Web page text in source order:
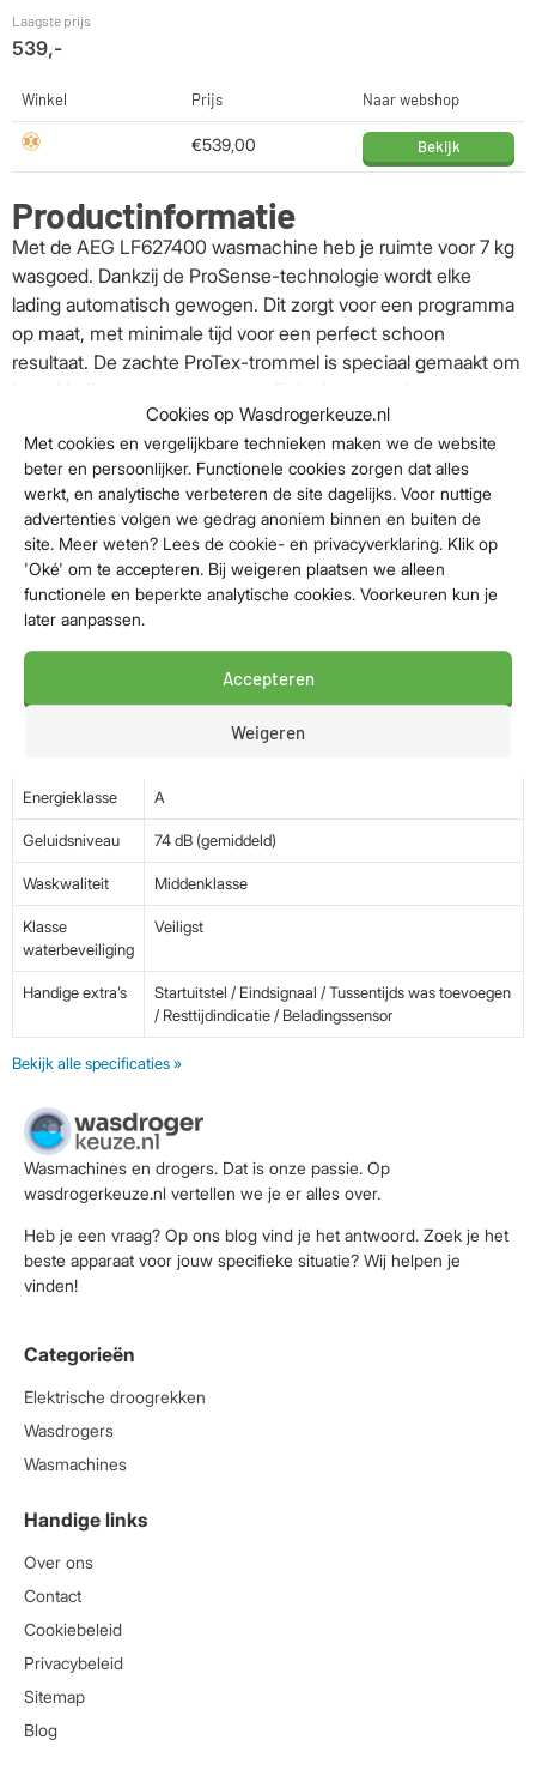
Cookies op Wasdrogerkeuze.nl
Met cookies en vergelijkbare technieken maken we de website
beter en persoonlijker. Functionele cookies zorgen dat alles
werkt, en analytische verbeteren de site dagelijks. Voor nuttige
advertenties volgen we gedrag anoniem binnen en buiten de
site. Meer weten? Lees de cookie- en privacyverklaring. Klik op
'Oké' om te accepteren. Bij weigeren plaatsen we alleen
functionele en beperkte analytische cookies. Voorkeuren kun je
later aanpassen.
Accepteren
Weigeren
Laagste prijs
539,-
Winkel Prijs Naar webshop
€539,00 Bekijk
Productinformatie
Met de AEG LF627400 wasmachine heb je ruimte voor 7 kg
wasgoed. Dankzij de ProSense-technologie wordt elke
lading automatisch gewogen. Dit zorgt voor een programma
op maat, met minimale tijd voor een perfect schoon
resultaat. De zachte ProTex-trommel is speciaal gemaakt om
jouw kleding te verzorgen, terwijl de duurzame inverter motor
betrouwbaarheid garandeert.
ProSense: past zich aan jouw was
ProSense-technologie optimaliseert automatisch het tijd-,
water- en energieverbruik op basis van de inhoud van de
trommel. Zo wordt jouw kleding nooit langer gewassen dan
nodig, waardoor de kwaliteit behouden blijft.
Belangrijkste specs
Vulgewicht 7 kg
Energieklasse A
Geluidsniveau 74 dB (gemiddeld)
Waskwaliteit Middenklasse
Klasse
waterbeveiliging
Veiligst
Handige extra’s
Startuitstel / Eindsignaal / Tussentijds was toevoegen
/ Resttijdindicatie / Beladingssensor
Bekijk alle specificaties »
Wasmachines en drogers. Dat is onze passie. Op
wasdrogerkeuze.nl vertellen we je er alles over.
Heb je een vraag? Op ons blog vind je het antwoord. Zoek je het
beste apparaat voor jouw specifieke situatie? Wij helpen je
vinden!
Categorieën
Elektrische droogrekken
Wasdrogers
Wasmachines
Handige links
Over ons
Contact
Cookiebeleid
Privacybeleid
Sitemap
Blog